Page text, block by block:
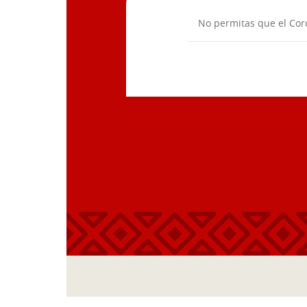
No permitas que el